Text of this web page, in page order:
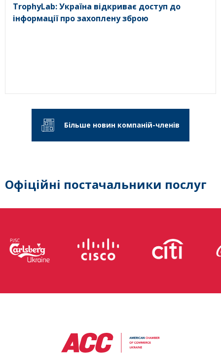
TrophyLab: Україна відкриває доступ до
інформації про захоплену зброю
Більше новин компаній-членів
Офіційні постачальники послуг